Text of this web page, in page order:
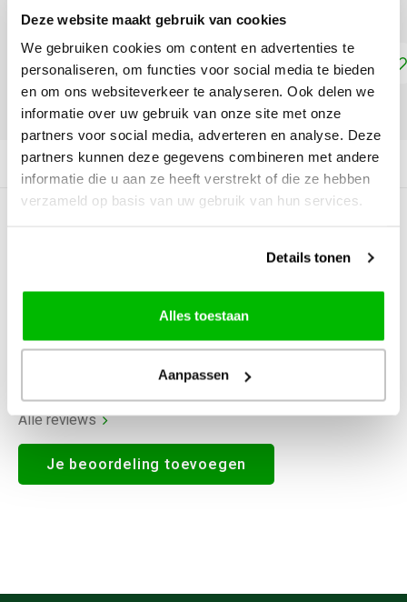
Deze website maakt gebruik van cookies
We gebruiken cookies om content en advertenties te
personaliseren, om functies voor social media te bieden
en om ons websiteverkeer te analyseren. Ook delen we
informatie over uw gebruik van onze site met onze
partners voor social media, adverteren en analyse. Deze
partners kunnen deze gegevens combineren met andere
informatie die u aan ze heeft verstrekt of die ze hebben
verzameld op basis van uw gebruik van hun services.
Details tonen
Alles toestaan
Aanpassen
LEVERTIJD: CA. 1-2 WEKEN
Toevoegen aan winkelwagen
DELEN:
Productomschrijving
Alle reviews
Je beoordeling toevoegen